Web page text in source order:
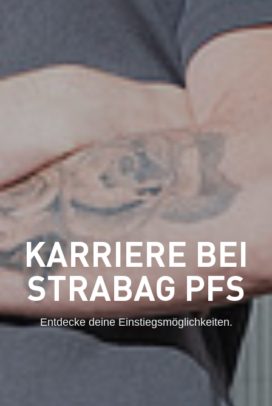
KARRIERE BEI
STRABAG PFS
Entdecke deine Einstiegsmöglichkeiten.